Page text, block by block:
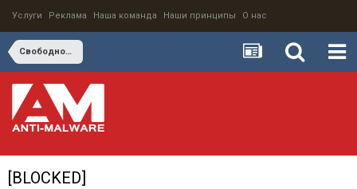
Услуги Реклама Наша команда Наши принципы О нас
Свободное общение
[BLOCKED]